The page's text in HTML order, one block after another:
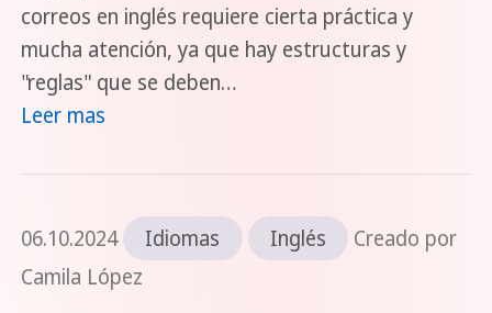
correos en inglés requiere cierta práctica y
mucha atención, ya que hay estructuras y
"reglas" que se deben…
Leer mas
06.10.2024 Idiomas Inglés
Creado por
Camila López